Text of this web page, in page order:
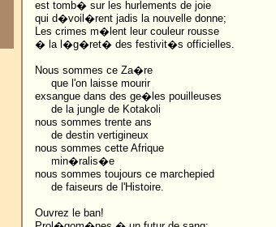
est tomb� sur les hurlements de joie
qui d�voil�rent jadis la nouvelle donne;
Les crimes m�lent leur couleur rousse
� la l�g�ret� des festivit�s officielles.
Nous sommes ce Za�re
que l'on laisse mourir
exsangue dans des ge�les pouilleuses
de la jungle de Kotakoli
nous sommes trente ans
de destin vertigineux
nous sommes cette Afrique
min�ralis�e
nous sommes toujours ce marchepied
de faiseurs de l'Histoire.
Ouvrez le ban!